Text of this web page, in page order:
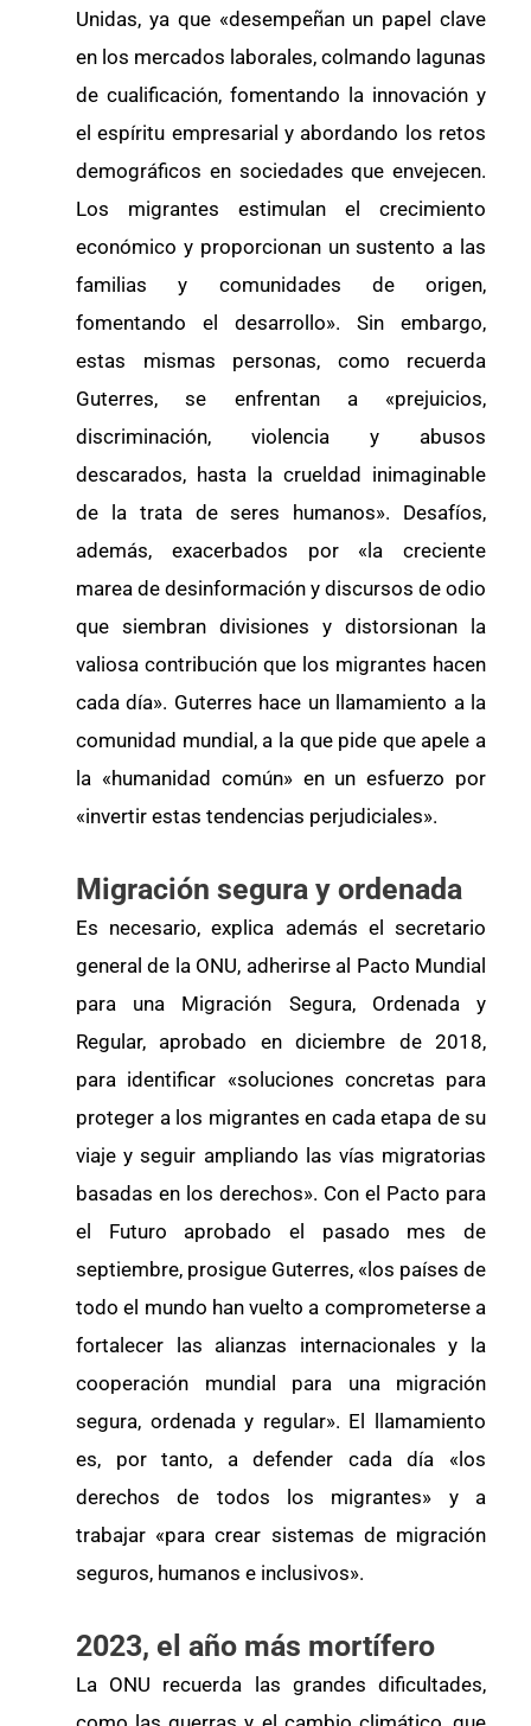
Unidas, ya que «desempeñan un papel clave
en los mercados laborales, colmando lagunas
de cualificación, fomentando la innovación y
el espíritu empresarial y abordando los retos
demográficos en sociedades que envejecen.
Los migrantes estimulan el crecimiento
económico y proporcionan un sustento a las
familias y comunidades de origen,
fomentando el desarrollo». Sin embargo,
estas mismas personas, como recuerda
Guterres, se enfrentan a «prejuicios,
discriminación, violencia y abusos
descarados, hasta la crueldad inimaginable
de la trata de seres humanos». Desafíos,
además, exacerbados por «la creciente
marea de desinformación y discursos de odio
que siembran divisiones y distorsionan la
valiosa contribución que los migrantes hacen
cada día». Guterres hace un llamamiento a la
comunidad mundial, a la que pide que apele a
la «humanidad común» en un esfuerzo por
«invertir estas tendencias perjudiciales».
Migración segura y ordenada
Es necesario, explica además el secretario
general de la ONU, adherirse al Pacto Mundial
para una Migración Segura, Ordenada y
Regular, aprobado en diciembre de 2018,
para identificar «soluciones concretas para
proteger a los migrantes en cada etapa de su
viaje y seguir ampliando las vías migratorias
basadas en los derechos». Con el Pacto para
el Futuro aprobado el pasado mes de
septiembre, prosigue Guterres, «los países de
todo el mundo han vuelto a comprometerse a
fortalecer las alianzas internacionales y la
cooperación mundial para una migración
segura, ordenada y regular». El llamamiento
es, por tanto, a defender cada día «los
derechos de todos los migrantes» y a
trabajar «para crear sistemas de migración
seguros, humanos e inclusivos».
2023, el año más mortífero
La ONU recuerda las grandes dificultades,